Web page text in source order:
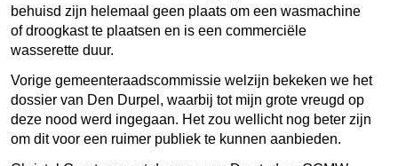
behuisd zijn helemaal geen plaats om een wasmachine
of droogkast te plaatsen en is een commerciële
wasserette duur.
Vorige gemeenteraadscommissie welzijn bekeken we het
dossier van Den Durpel, waarbij tot mijn grote vreugd op
deze nood werd ingegaan. Het zou wellicht nog beter zijn
om dit voor een ruimer publiek te kunnen aanbieden.